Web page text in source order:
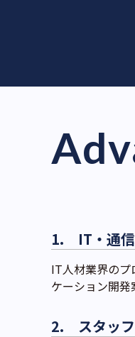
1. IT・通信
IT人材業界のプ
ケーション開発
2. スタッフ